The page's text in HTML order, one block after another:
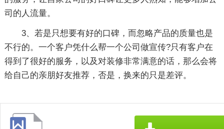
司的人流量。
3、若是只想要有好的口碑，而忽略产品的质量也是
不行的。一个客户凭什么帮一个公司做宣传?只有客户在
得到了很好的服务，以及对装修非常满意的话，那么会将
给自己的亲朋好友推荐，否是，换来的只是差评。